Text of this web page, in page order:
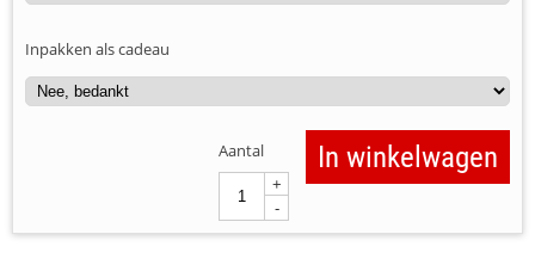
Inpakken als cadeau
Aantal
+
-
In winkelwagen